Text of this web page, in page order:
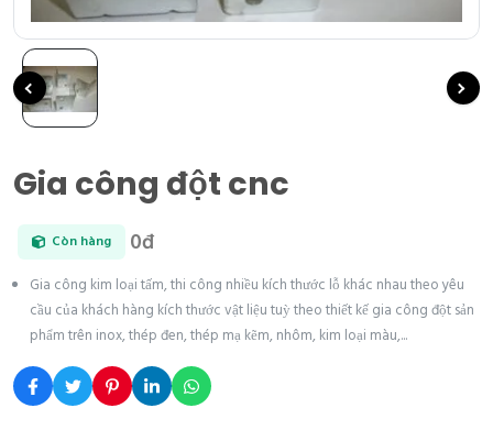
Gia công đột cnc
Còn hàng 0đ
Gia công kim loại tấm, thi công nhiều kích thước lỗ khác nhau theo yêu
cầu của khách hàng kích thước vật liệu tuỳ theo thiết kế gia công đột sản
phẩm trên inox, thép đen, thép mạ kẽm, nhôm, kim loại màu,...